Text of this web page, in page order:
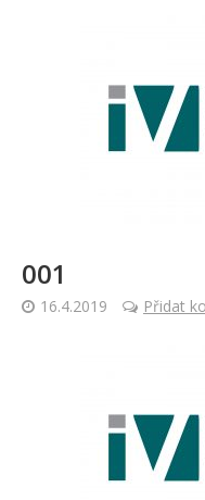
001
16.4.2019 Přidat